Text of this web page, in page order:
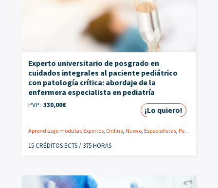
Experto universitario de posgrado en
cuidados integrales al paciente pediátrico
con patología crítica: abordaje de la
enfermera especialista en pediatría
PVP: 330,00€
¡Lo quiero!
Aprendizaje modular, Expertos, Online, Nuevo, Especialistas, Pediatría
15 CRÉDITOS ECTS / 375 HORAS